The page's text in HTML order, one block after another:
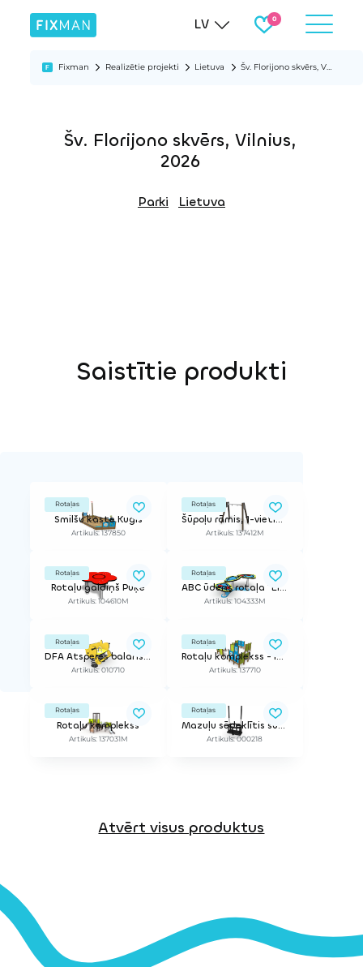
LV
Fixman Realizētie projekti Lietuva Šv. Florijono skvērs, Vilnius, 2026
Šv. Florijono skvērs, Vilnius,
2026
Parki Lietuva
Saistītie produkti
Rotaļas
Smilšu kaste Kuģis
Artikuls: 137850
Rotaļas
Šūpoļu rāmis, 1-vietīgs, zemais, bez sēdeklīša
Artikuls: 137412M
Rotaļas
Rotaļu galdiņš Puķe
Artikuls: 104610M
Rotaļas
ABC ūdens rotaļa "Ella"
Artikuls: 104333M
Rotaļas
DFA Atsperes balansieris Lapsa
Artikuls: 010710
Rotaļas
Rotaļu komplekss - labirints
Artikuls: 137710
Rotaļas
Rotaļu komplekss
Artikuls: 137031M
Rotaļas
Mazuļu sēdeklītis šūpolēm, 160cm ķēdes zemajam rāmim
Artikuls: 000218
Atvērt visus produktus